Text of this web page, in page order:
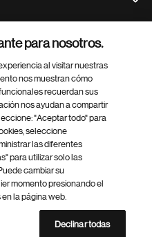
AG
uso
Accesibilidad
Mapa del sitio
para nosotros.
al visitar nuestras
nos muestran cómo
recuerdan sus
nos ayudan a compartir
"Aceptar todo" para
seleccione
las diferentes
para utilizar solo las
cambiar su
momento presionando el
la página web.
Declinar todas